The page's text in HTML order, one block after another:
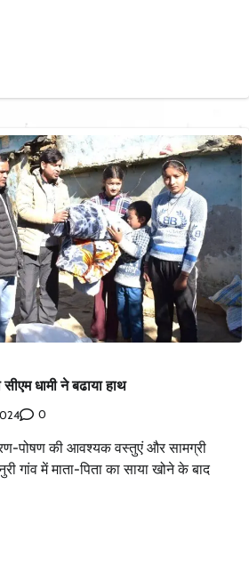
धामी ने बढाया हाथ
0
पोषण की आवश्यक वस्तुएं और सामग्री
गांव में माता-पिता का साया खोने के बाद